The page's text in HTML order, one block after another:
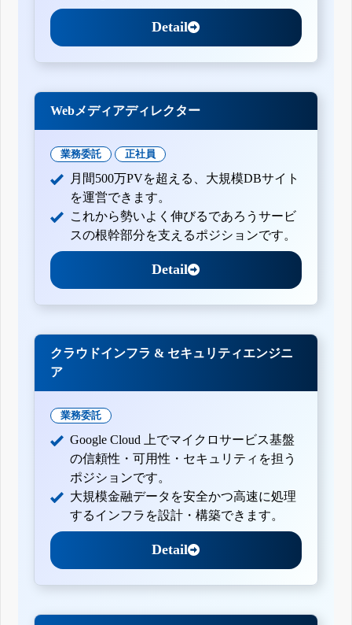
Detail
Webメディアディレクター
業務委託 正社員
月間500万PVを超える、大規模DBサイト
を運営できます。
これから勢いよく伸びるであろうサービ
スの根幹部分を支えるポジションです。
Detail
クラウドインフラ & セキュリティエンジニ
ア
業務委託
Google Cloud 上でマイクロサービス基盤
の信頼性・可用性・セキュリティを担う
ポジションです。
大規模金融データを安全かつ高速に処理
するインフラを設計・構築できます。
Detail